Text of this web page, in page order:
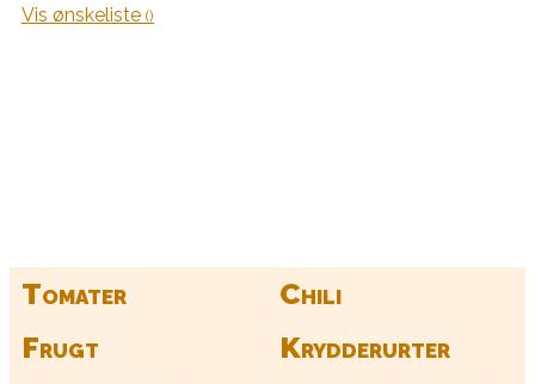
Vis ønskeliste
Tomater
Chili
Frugt
Krydderurter